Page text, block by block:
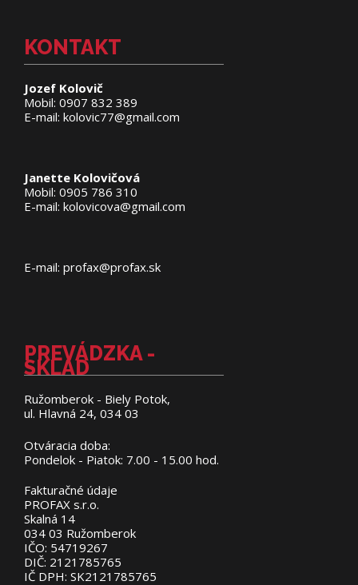
KONTAKT
Jozef Kolovič
Mobil: 0907 832 389
E-mail: kolovic77@gmail.com
Janette Kolovičová
Mobil: 0905 786 310
E-mail: kolovicova@gmail.com
E-mail: profax@profax.sk
PREVÁDZKA -
SKLAD
Ružomberok - Biely Potok,
ul. Hlavná 24, 034 03
Otváracia doba:
Pondelok - Piatok: 7.00 - 15.00 hod.
Fakturačné údaje
PROFAX s.r.o.
Skalná 14
034 03 Ružomberok
IČO: 54719267
DIČ: 2121785765
IČ DPH: SK2121785765